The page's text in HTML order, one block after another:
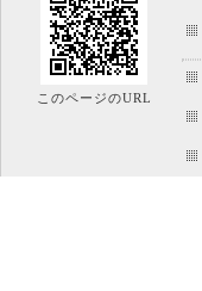
このページのURL